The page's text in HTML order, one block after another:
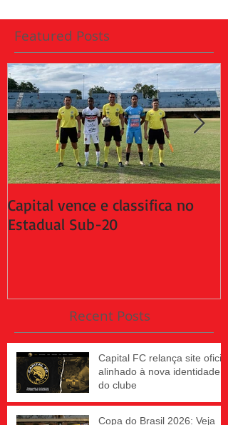
Featured Posts
Capital vence e classifica no
Estadual Sub-20
Recent Posts
Capital FC relança site oficial
alinhado à nova identidade
do clube
Copa do Brasil 2026: Veja